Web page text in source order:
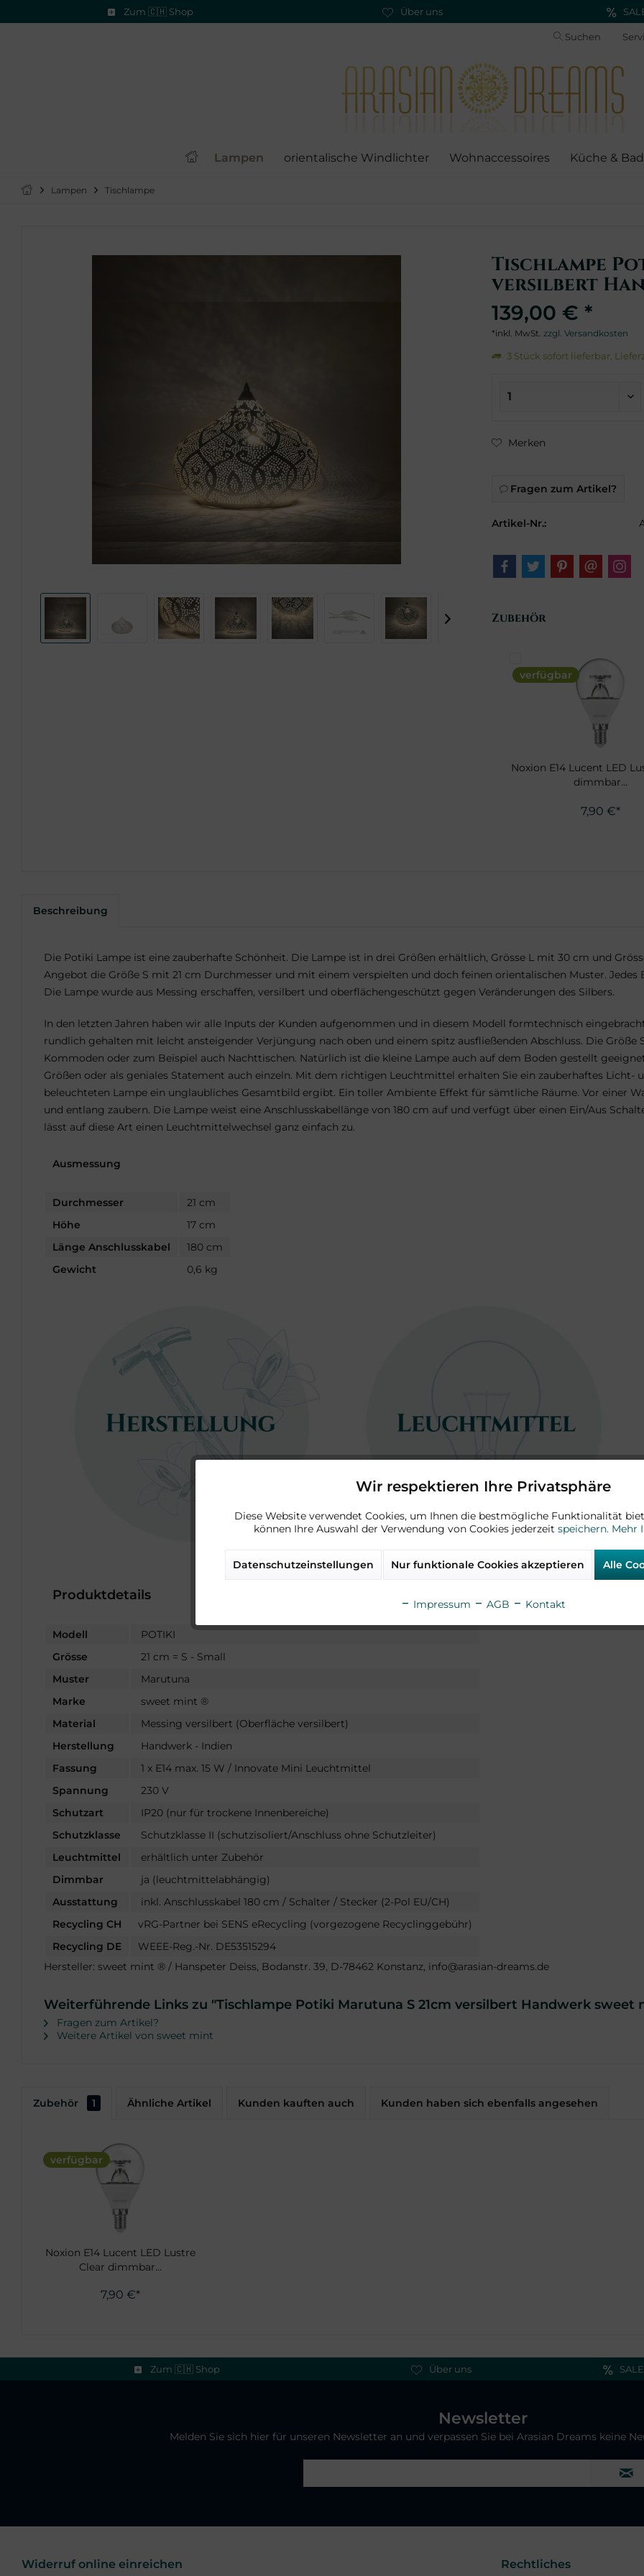
Zum 🇨🇭 Shop Über uns
Suchen
Lampen orientalische Windlichter Wohnaccessoires Küche & Bad
Lampen Tischlampe
Tischlampe
versilbert
139,00 € *
*inkl. MwSt.zzgl. Versandkosten
3 Stück sofort lieferbar,
Merken
Fragen zum Artikel?
Artikel-Nr.:
Zubehör
verfügbar
Noxion E14 Lucent LED
dimmbar...
7,90 €*
Beschreibung
Die Potiki Lampe ist eine zauberhafte Schönheit. Die Lampe ist in drei Größen erhältlich, Grösse L mit 30 cm und
Angebot die Größe S mit 21 cm Durchmesser und mit einem verspielten und doch feinen orientalischen Muster.
Die Lampe wurde aus Messing erschaffen, versilbert und oberflächengeschützt gegen Veränderungen des Silbers.
In den letzten Jahren haben wir alle Inputs der Kunden aufgenommen und in diesem Modell formtechnisch
rundlich gehalten mit leicht ansteigender Verjüngung nach oben und einem spitz ausfließenden Abschluss. Die Größe
Kommoden oder zum Beispiel auch Nachttischen. Natürlich ist die kleine Lampe auch auf dem Boden gestellt
Größen oder als geniales Statement auch einzeln. Mit dem richtigen Leuchtmittel erhalten Sie ein zauberhaftes Licht-
beleuchteten Lampe ein unglaubliches Gesamtbild ergibt. Ein toller Ambiente Effekt für sämtliche Räume. Vor einer
und entlang zaubern. Die Lampe weist eine Anschlusskabellänge von 180 cm auf und verfügt über einen Ein/Aus
lässt auf diese Art einen Leuchtmittelwechsel ganz einfach zu.
Ausmessung
Durchmesser
21 cm
Höhe
17 cm
Länge Anschlusskabel
180 cm
Gewicht
0,6 kg
Produktdetails
Modell
POTIKI
Grösse
21 cm = S - Small
Muster
Marutuna
Marke
sweet mint ®
Material
Messing versilbert (Oberfläche versilbert)
Herstellung
Handwerk - Indien
Fassung
1 x E14 max. 15 W / Innovate Mini Leuchtmittel
Spannung
230 V
Schutzart
IP20 (nur für trockene Innenbereiche)
Schutzklasse
Schutzklasse II (schutzisoliert/Anschluss ohne Schutzleiter)
Leuchtmittel
erhältlich unter Zubehör
Dimmbar
ja (leuchtmittelabhängig)
Ausstattung
inkl. Anschlusskabel 180 cm / Schalter / Stecker (2-Pol EU/CH)
Recycling CH
vRG-Partner bei SENS eRecycling (vorgezogene Recyclinggebühr)
Recycling DE
WEEE-Reg.-Nr. DE53515294
Hersteller: sweet mint ® / Hanspeter Deiss, Bodanstr. 39, D-78462 Konstanz, info@arasian-dreams.de
Weiterführende Links zu "Tischlampe Potiki Marutuna S 21cm versilbert Handwerk sweet
Fragen zum Artikel?
Weitere Artikel von sweet mint
Zubehör 1 Ähnliche Artikel Kunden kauften auch Kunden haben sich ebenfalls angesehen
verfügbar
Noxion E14 Lucent LED Lustre
Clear dimmbar...
7,90 €*
Zum 🇨🇭 Shop Über uns SALE
Newsletter
Melden Sie sich hier für unseren Newsletter an und verpassen Sie bei Arasian Dreams keine
Widerruf online einreichen Rechtliches
Marketing
Wir respektieren Ihre Privatsphäre
Diese Website verwendet Cookies, um Ihnen die bestmögliche Funktionalität
können Ihre Auswahl der Verwendung von Cookies jederzeit speichern. Mehr
Datenschutzeinstellungen Nur funktionale Cookies akzeptieren Alle
Impressum AGB Kontakt